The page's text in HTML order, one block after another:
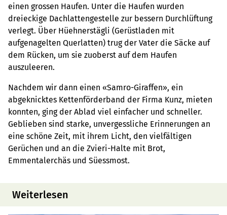
einen grossen Haufen. Unter die Haufen wurden
dreieckige Dachlattengestelle zur bessern Durchlüftung
verlegt. Über Hüehnerstägli (Gerüstladen mit
aufgenagelten Querlatten) trug der Vater die Säcke auf
dem Rücken, um sie zuoberst auf dem Haufen
auszuleeren.
Nachdem wir dann einen «Samro-Giraffen», ein
abgeknicktes Kettenförderband der Firma Kunz, mieten
konnten, ging der Ablad viel einfacher und schneller.
Geblieben sind starke, unvergessliche Erinnerungen an
eine schöne Zeit, mit ihrem Licht, den vielfältigen
Gerüchen und an die Zvieri-Halte mit Brot,
Emmentalerchäs und Süessmost.
Weiterlesen